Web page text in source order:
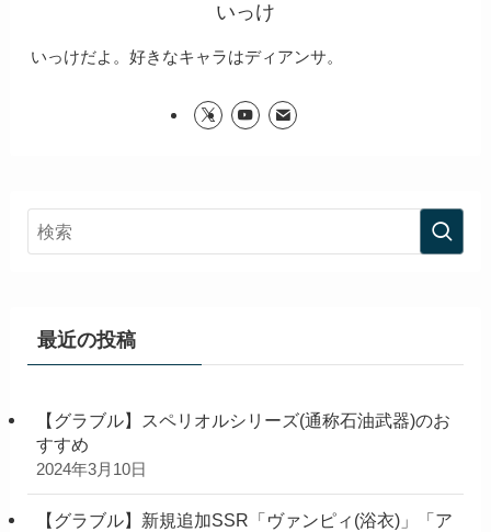
いっけ
いっけだよ。好きなキャラはディアンサ。
最近の投稿
【グラブル】スペリオルシリーズ(通称石油武器)のお
すすめ
2024年3月10日
【グラブル】新規追加SSR「ヴァンピィ(浴衣)」「ア